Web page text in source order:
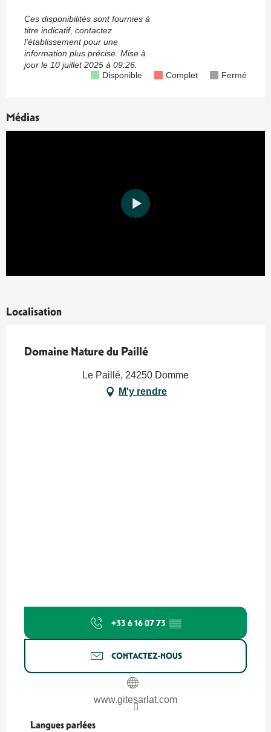
Ces disponibilités sont fournies à
titre indicatif, contactez
l'établissement pour une
information plus précise. Mise à
jour le 10 juillet 2025 à 09:26.
Disponible
Complet Fermé
Médias
Localisation
Domaine Nature du Paillé
Le Paillé, 24250 Domme
M'y rendre
+33 6 16 07 73 ▒▒
CONTACTEZ-NOUS
www.gitesarlat.com
Langues parlées
Langues parlées